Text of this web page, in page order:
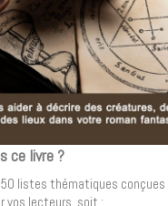
ce livre ?
listes thématiques conçues
vos lecteurs, soit :